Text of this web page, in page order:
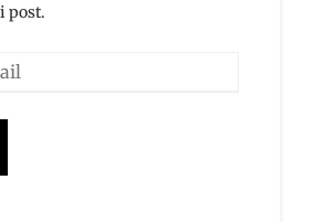
post.